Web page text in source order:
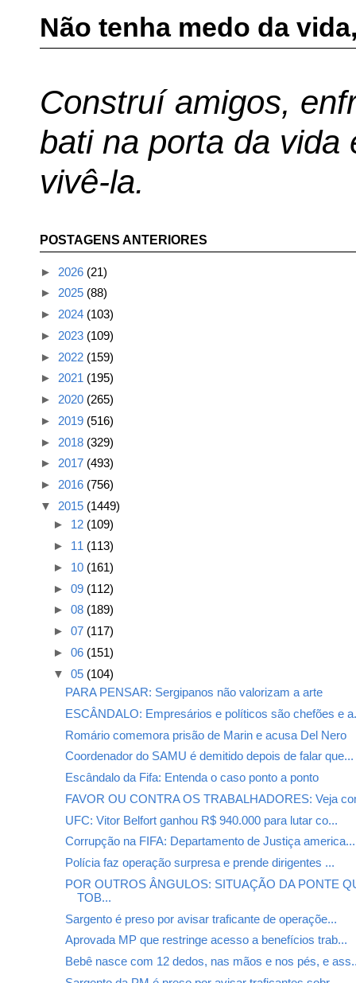
Não tenha medo da
Construí amigos,
bati na porta da vida
vivê-la.
POSTAGENS ANTERIORES
► 2026 (21)
► 2025 (88)
► 2024 (103)
► 2023 (109)
► 2022 (159)
► 2021 (195)
► 2020 (265)
► 2019 (516)
► 2018 (329)
► 2017 (493)
► 2016 (756)
▼ 2015 (1449)
► 12 (109)
► 11 (113)
► 10 (161)
► 09 (112)
► 08 (189)
► 07 (117)
► 06 (151)
▼ 05 (104)
PARA PENSAR: Sergipanos não valorizam a arte
ESCÂNDALO: Empresários e políticos são chefões e
Romário comemora prisão de Marin e acusa Del Nero
Coordenador do SAMU é demitido depois de falar que...
Escândalo da Fifa: Entenda o caso ponto a ponto
FAVOR OU CONTRA OS TRABALHADORES: Veja
UFC: Vitor Belfort ganhou R$ 940.000 para lutar co...
Corrupção na FIFA: Departamento de Justiça america...
Polícia faz operação surpresa e prende dirigentes ...
POR OUTROS ÂNGULOS: SITUAÇÃO DA PONTE
TOB...
Sargento é preso por avisar traficante de operaçõe...
Aprovada MP que restringe acesso a benefícios trab...
Bebê nasce com 12 dedos, nas mãos e nos pés, e